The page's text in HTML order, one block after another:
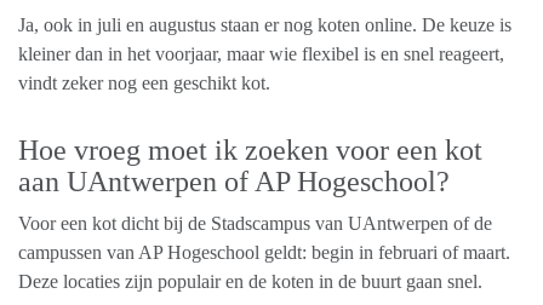
Ja, ook in juli en augustus staan er nog koten online. De keuze is
kleiner dan in het voorjaar, maar wie flexibel is en snel reageert,
vindt zeker nog een geschikt kot.
Hoe vroeg moet ik zoeken voor een kot
aan UAntwerpen of AP Hogeschool?
Voor een kot dicht bij de Stadscampus van UAntwerpen of de
campussen van AP Hogeschool geldt: begin in februari of maart.
Deze locaties zijn populair en de koten in de buurt gaan snel.